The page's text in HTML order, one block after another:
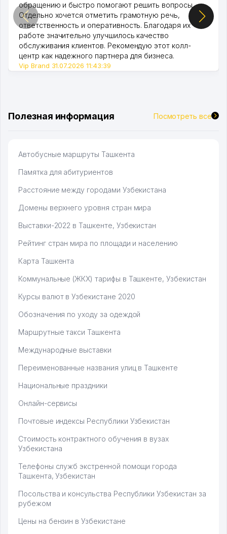
обращению и быстро помогают решить вопросы.
Отдельно хочется отметить грамотную речь,
ответственность и оперативность. Благодаря их
работе значительно улучшилось качество
обслуживания клиентов. Рекомендую этот колл-
центр как надежного партнера для бизнеса.
Vip Brand 31.07.2026 11:43:39
Полезная информация Посмотреть все
Автобусные маршруты Ташкента
Памятка для абитуриентов
Расстояние между городами Узбекистана
Домены верхнего уровня стран мира
Выставки-2022 в Ташкенте, Узбекистан
Рейтинг стран мира по площади и населению
Карта Ташкента
Коммунальные (ЖКХ) тарифы в Ташкенте, Узбекистан
Курсы валют в Узбекистане 2020
Обозначения по уходу за одеждой
Маршрутные такси Ташкента
Международные выставки
Переименованные названия улиц в Ташкенте
Национальные праздники
Онлайн-сервисы
Почтовые индексы Республики Узбекистан
Стоимость контрактного обучения в вузах
Узбекистана
Телефоны служб экстренной помощи города
Ташкента, Узбекистан
Посольства и консульства Республики Узбекистан за
рубежом
Цены на бензин в Узбекистане